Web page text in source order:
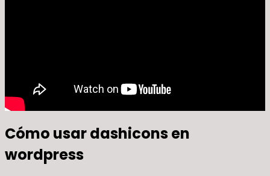
Cómo usar dashicons en
wordpress